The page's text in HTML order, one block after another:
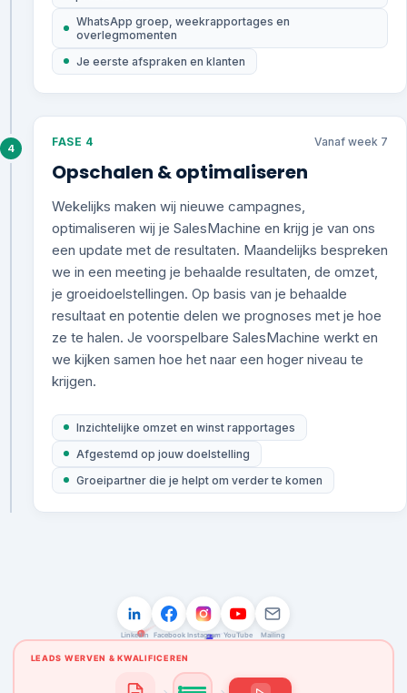
WhatsApp groep, weekrapportages en
overlegmomenten
Je eerste afspraken en klanten
4 FASE 4 Vanaf week 7
Opschalen & optimaliseren
Wekelijks maken wij nieuwe campagnes,
optimaliseren wij je SalesMachine en krijg je van ons
een update met de resultaten. Maandelijks bespreken
we in een meeting je behaalde resultaten, de omzet,
je groeidoelstellingen. Op basis van je behaalde
resultaat en potentie delen we prognoses met je hoe
ze te halen. Je voorspelbare SalesMachine werkt en
we kijken samen hoe het naar een hoger niveau te
krijgen.
Inzichtelijke omzet en winst rapportages
Afgestemd op jouw doelstelling
Groeipartner die je helpt om verder te komen
LinkedIn Facebook Instagram YouTube Mailing
LEADS WERVEN & KWALIFICEREN